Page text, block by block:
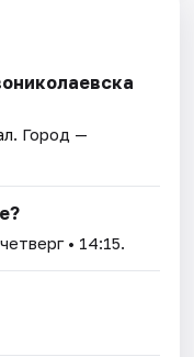
. Город —
• 14:15.